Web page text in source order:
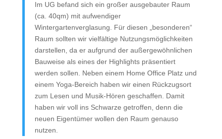
Im UG befand sich ein großer ausgebauter Raum
(ca. 40qm) mit aufwendiger
Wintergartenverglasung. Für diesen „besonderen“
Raum sollten wir vielfältige Nutzungsmöglichkeiten
darstellen, da er aufgrund der außergewöhnlichen
Bauweise als eines der Highlights präsentiert
werden sollen. Neben einem Home Office Platz und
einem Yoga-Bereich haben wir einen Rückzugsort
zum Lesen und Musik-Hören geschaffen. Damit
haben wir voll ins Schwarze getroffen, denn die
neuen Eigentümer wollen den Raum genauso
nutzen.